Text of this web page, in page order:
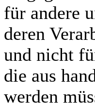
für andere
deren
und nicht
die aus
werden